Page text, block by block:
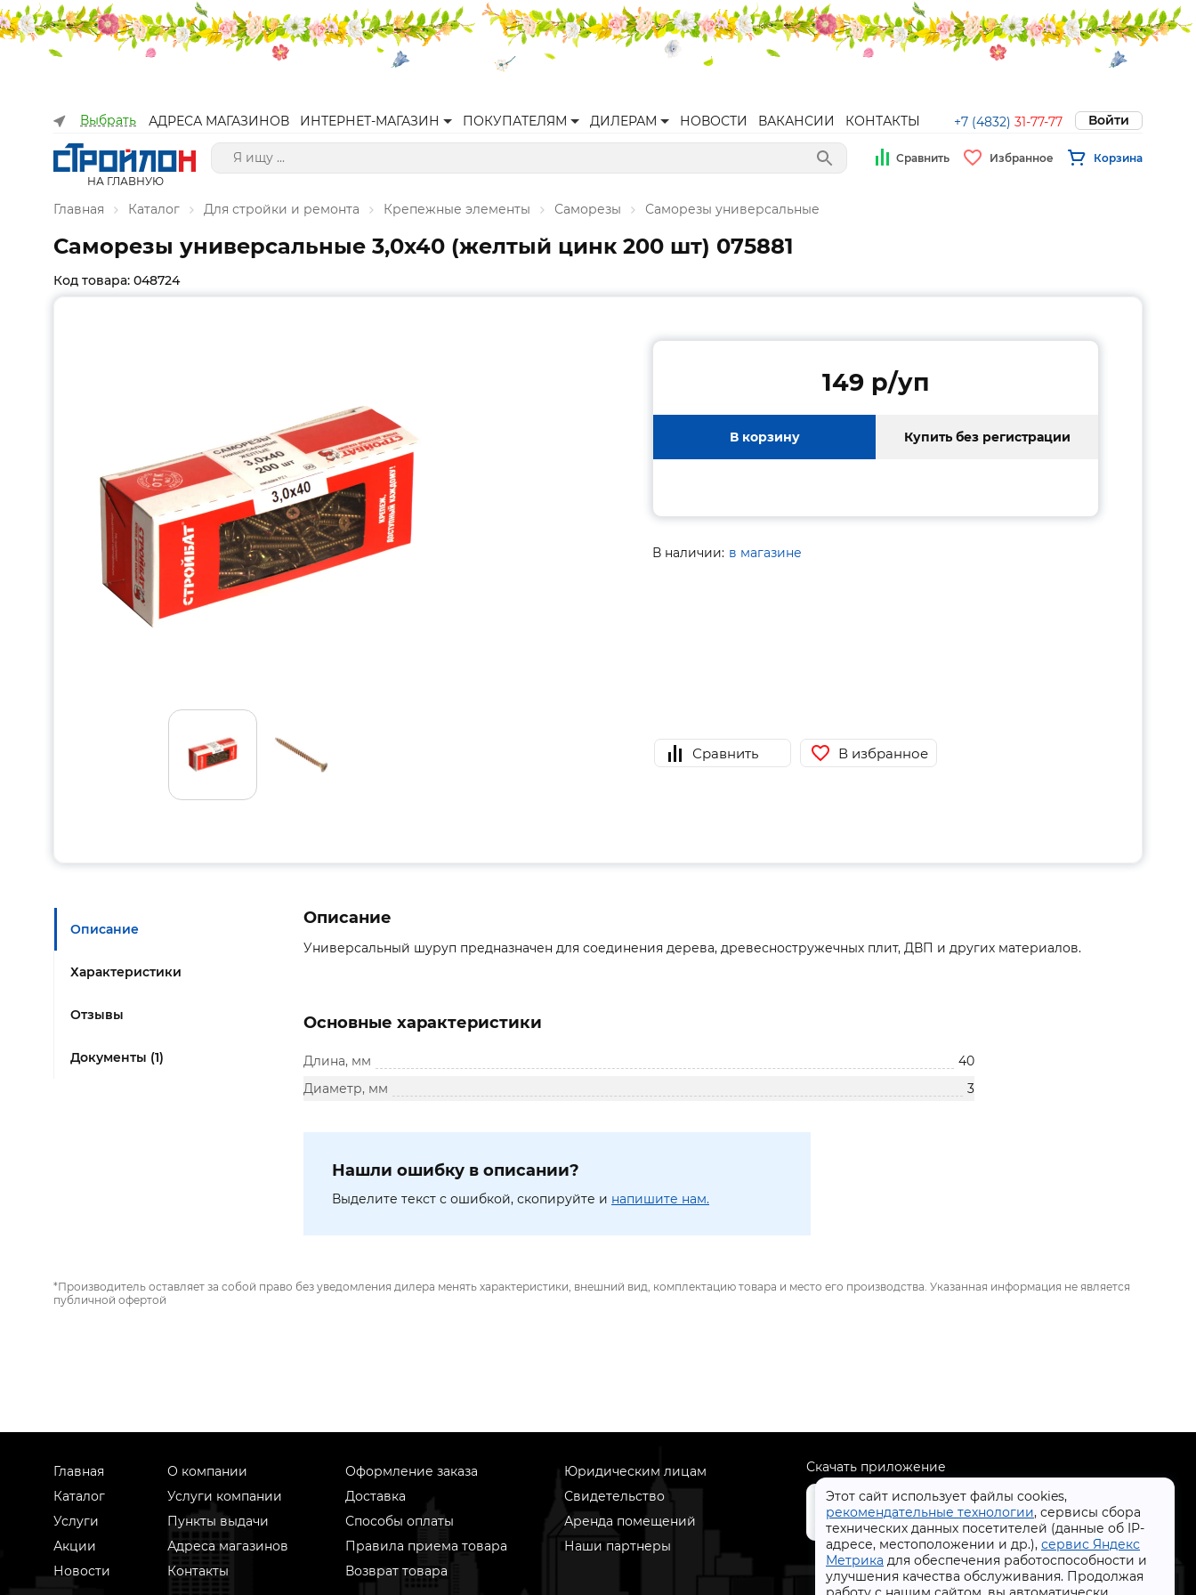
Выбрать АДРЕСА МАГАЗИНОВ ИНТЕРНЕТ-МАГАЗИН ПОКУПАТЕЛЯМ ДИЛЕРАМ НОВОСТИ ВАКАНСИИ КОНТАКТЫ +7 (4832) 31-77-77 Войти
НА ГЛАВНУЮ
Сравнить Избранное Корзина
Главная Каталог Для стройки и ремонта Крепежные элементы Саморезы Саморезы универсальные
Этот сайт использует файлы cookies,
рекомендательные технологии, сервисы сбора
технических данных посетителей (данные об IP-
адресе, местоположении и др.), сервис Яндекс
Метрика для обеспечения работоспособности и
улучшения качества обслуживания. Продолжая
Саморезы универсальные 3,0x40 (желтый цинк 200 шт) 075881
Код товара: 048724
149 p/уп
В корзину Купить без регистрации
В наличии: в магазине
Сравнить В избранное
Описание
Характеристики
Отзывы
Документы (1)
Описание
Универсальный шуруп предназначен для соединения дерева, древесностружечных плит, ДВП и других материалов.
Основные характеристики
Длина, мм
40
Диаметр, мм
3
Нашли ошибку в описании?
Выделите текст с ошибкой, скопируйте и напишите нам.
*Производитель оставляет за собой право без уведомления дилера менять характеристики, внешний вид, комплектацию товара и место его производства. Указанная информация не является
публичной офертой
Главная
Каталог
Услуги
Акции
Новости
О компании
Услуги компании
Пункты выдачи
Адреса магазинов
Контакты
Оформление заказа
Доставка
Способы оплаты
Правила приема товара
Возврат товара
Юридическим лицам
Свидетельство
Аренда помещений
Наши партнеры
Скачать приложение
+7 (4832) 31-77-77